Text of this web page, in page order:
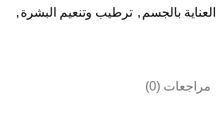
العناية بالجسم , ترطيب وتنعيم البشرة ,
مراجعات (0)